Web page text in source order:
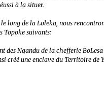
à la situer.
long de la Loleka, nous
Topoke suivants:
des Ngandu de la chefferie
créé une enclave du Territoire de